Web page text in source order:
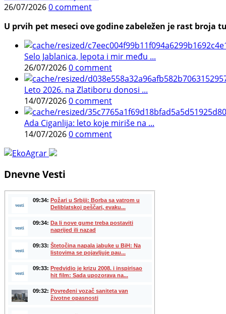
26/07/20260 comment
U prvih pet meseci ove godine zabeležen je rast
Selo Jablanica, lepota i mir među ...
26/07/20260 comment
Leto 2026. na Zlatiboru donosi ...
14/07/20260 comment
Ada Ciganlija: leto koje miriše na ...
14/07/20260 comment
Dnevne Vesti